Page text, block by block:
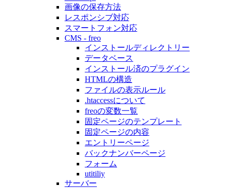
画像の保存方法
レスポンシブ対応
スマートフォン対応
CMS - freo
インストールディレクトリー
データベース
インストール済のプラグイン
HTMLの構造
ファイルの表示ルール
.htaccessについて
freoの変数一覧
固定ページのテンプレート
固定ページの内容
エントリーページ
バックナンバーページ
フォーム
utitiliy
サーバー